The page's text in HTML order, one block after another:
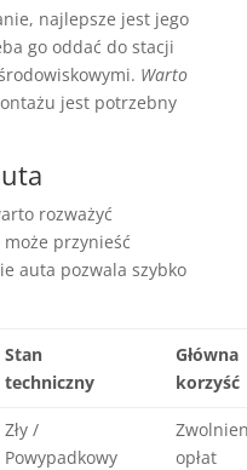
najlepsze jest jego
go oddać do stacji
Warto
jest potrzebny
rozważyć
przynieść
auta pozwala szybko
Stan
techniczny
Główna
korzyść
Zły /
Powypadkowy
opłat